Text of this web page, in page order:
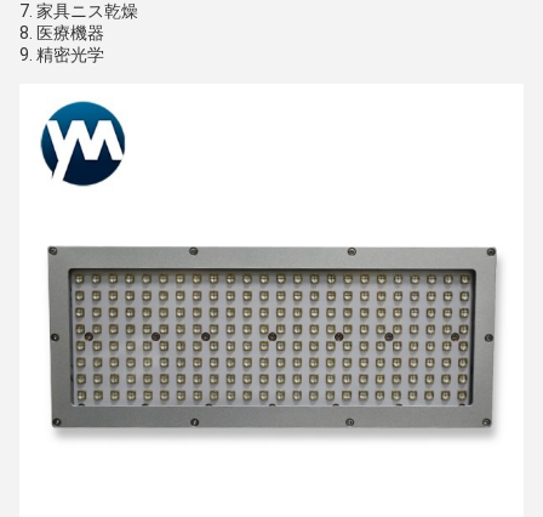
7. 家具ニス乾燥
8. 医療機器
9. 精密光学